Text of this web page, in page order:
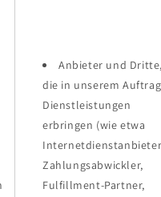
Anbieter und
die in unserem Auftrag
Dienstleistungen
erbringen (wie etwa
Zahlungsabwickler,
Fulfillment-Partner,